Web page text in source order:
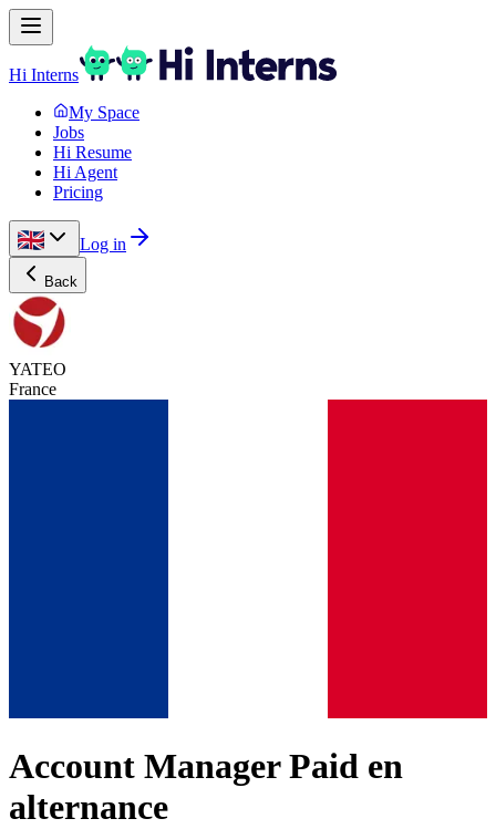
Hi Interns
My Space
Jobs
Hi Resume
Hi Agent
Pricing
Log in
Back
YATEO
France
Account Manager Paid en
alternance